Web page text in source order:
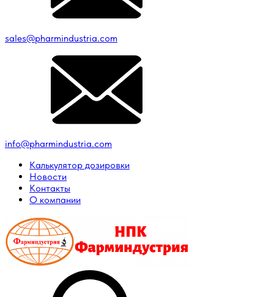
sales@pharmindustria.com
info@pharmindustria.com
Калькулятор дозировки
Новости
Контакты
О компании